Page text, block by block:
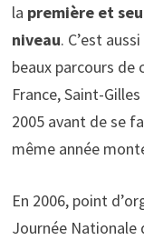
la première et
niveau. C’est
beaux parcours de
France, Saint-
2005 avant de se
même année
En 2006, point
Journée Nationale